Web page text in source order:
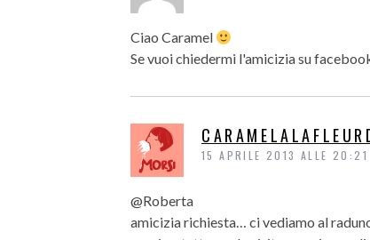
Ciao Caramel
Se vuoi chiedermi l'amicizia su
15 APRILE 2013 ALLE 20:21
@Roberta
amicizia richiesta… ci vediamo al